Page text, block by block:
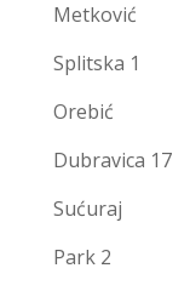
Metković
Splitska 1
Orebić
Dubravica 17
Sućuraj
Park 2